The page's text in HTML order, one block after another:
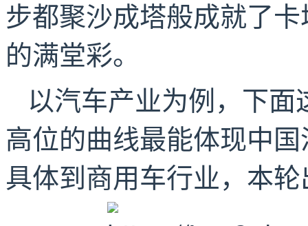
步都聚沙成塔般成就了
的满堂彩。
以汽车产业为例，下
高位的曲线最能体现中
具体到商用车行业，本